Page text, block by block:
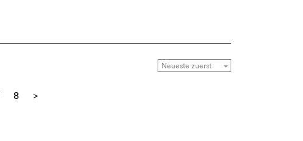
8 >Next